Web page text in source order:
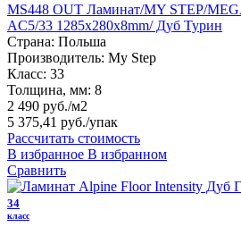
MS448 OUT Ламинат/MY STEP/
AC5/33 1285х280х8mm/ Дуб Турин
Страна: Польша
Производитель: My Step
Класс: 33
Толщина, мм: 8
2 490 руб./м2
5 375,41 руб./упак
Рассчитать стоимость
В избранное В избранном
Сравнить
34
класс